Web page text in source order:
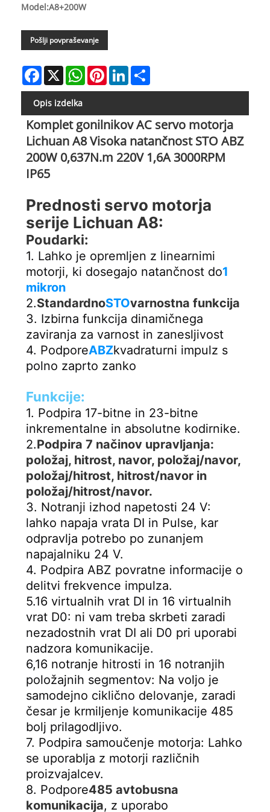
Model:A8+200W
Pošlji povpraševanje
Facebook
X WhatsAppPinterestLinkedIn
Opis izdelka
Komplet gonilnikov AC servo motorja
Lichuan A8 Visoka natančnost STO ABZ
200W 0,637N.m 220V 1,6A 3000RPM
IP65
Prednosti servo motorja
serije Lichuan A8:
Poudarki:
1. Lahko je opremljen z linearnimi
motorji, ki dosegajo natančnost do1
mikron
2.StandardnoSTOvarnostna funkcija
3. Izbirna funkcija dinamičnega
zaviranja za varnost in zanesljivost
4. PodporeABZkvadraturni impulz s
polno zaprto zanko
Funkcije:
1. Podpira 17-bitne in 23-bitne
inkrementalne in absolutne kodirnike.
2.Podpira 7 načinov upravljanja:
položaj, hitrost, navor, položaj/navor,
položaj/hitrost, hitrost/navor in
položaj/hitrost/navor.
3. Notranji izhod napetosti 24 V:
lahko napaja vrata DI in Pulse, kar
odpravlja potrebo po zunanjem
napajalniku 24 V.
4. Podpira ABZ povratne informacije o
delitvi frekvence impulza.
5.16 virtualnih vrat DI in 16 virtualnih
vrat D0: ni vam treba skrbeti zaradi
nezadostnih vrat DI ali D0 pri uporabi
nadzora komunikacije.
6,16 notranje hitrosti in 16 notranjih
položajnih segmentov: Na voljo je
samodejno ciklično delovanje, zaradi
česar je krmiljenje komunikacije 485
bolj prilagodljivo.
7. Podpira samoučenje motorja: Lahko
se uporablja z motorji različnih
proizvajalcev.
8. Podpore485 avtobusna
komunikacija, z uporabo